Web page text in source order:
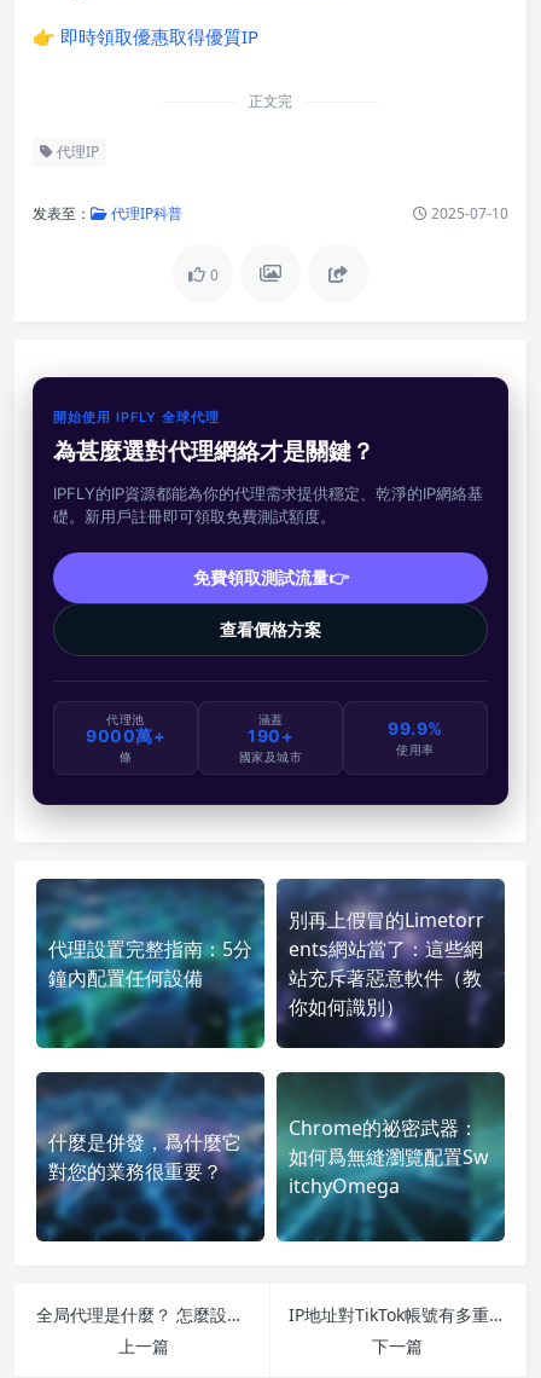
👉 即時領取優惠取得優質IP
正文完
代理IP
发表至： 代理IP科普 2025-07-10
0
開始使用 IPFLY 全球代理
為甚麼選對代理網絡才是關鍵？
IPFLY的IP資源都能為你的代理需求提供穩定、乾淨的IP網絡基
礎。新用戶註冊即可領取免費測試額度。
免費領取測試流量👉
查看價格方案
代理池
9000萬+
條
涵蓋
190+
國家及城市
99.9%
使用率
代理設置完整指南：5分
鐘內配置任何設備
別再上假冒的Limetorr
ents網站當了：這些網
站充斥著惡意軟件（教
你如何識別）
什麼是併發，爲什麼它
對您的業務很重要？
Chrome的祕密武器：
如何爲無縫瀏覽配置Sw
itchyOmega
全局代理是什麼？ 怎麼設定windows電腦全局代理
上一篇
IP地址對TikTok帳號有多重要？ TikTok可以切換IP嗎？
下一篇